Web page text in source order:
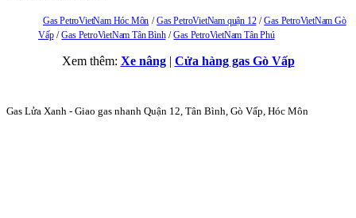
Gas PetroVietNam Hóc Môn Gas PetroVietNam quận 12
Gas PetroVietNam Gò
Vấp
Gas PetroVietNam Tân Bình Gas PetroVietNam Tân Phú
Xem thêm: Xe nâng| Cửa hàng gas Gò Vấp
Gas Lửa Xanh - Giao gas nhanh Quận 12, Tân Bình, Gò Vấp, Hóc Môn